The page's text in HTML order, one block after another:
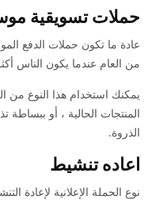
حملات تسويقية
عادة ما تكون حملات الدفع
من العام عندما يكون الناس
يمكنك استخدام هذا النوع من
المنتجات الحالية ، أو
الذروة.
اعاده تنشيط
نوع الحملة الإعلانية لإعادة